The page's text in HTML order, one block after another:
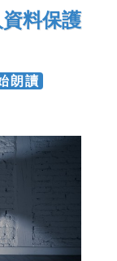
料保護
朗讀